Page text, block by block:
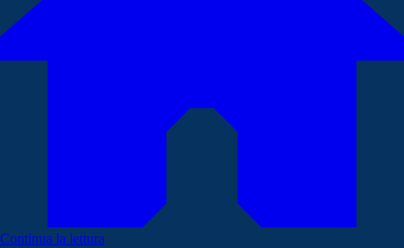
Continua la lettura